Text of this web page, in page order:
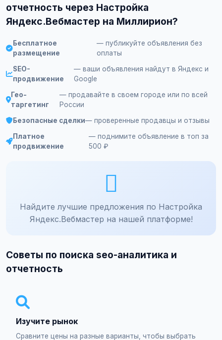
отчетность через Настройка
Яндекс.Вебмастер на Миллирион?
Бесплатное
размещение
— публикуйте объявления без
оплаты
SEO-
продвижение
— ваши объявления найдут в Яндекс и
Google
Гео-
таргетинг
— продавайте в своем городе или по всей
России
Безопасные сделки— проверенные продавцы и отзывы
Платное
продвижение
— поднимите объявление в топ за
500 ₽
Найдите лучшие предложения по Настройка
Яндекс.Вебмастер на нашей платформе!
Советы по поиска seo-аналитика и
отчетность
Изучите рынок
Сравните цены на разные варианты, чтобы выбрать